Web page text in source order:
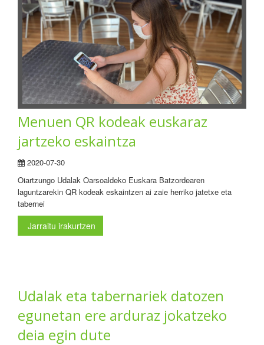
Menuen QR kodeak euskaraz
jartzeko eskaintza
2020-07-30
Oiartzungo Udalak Oarsoaldeko Euskara Batzordearen
laguntzarekin QR kodeak eskaintzen ai zaie herriko jatetxe eta
tabernei
Jarraitu irakurtzen
Udalak eta tabernariek datozen
egunetan ere arduraz jokatzeko
deia egin dute